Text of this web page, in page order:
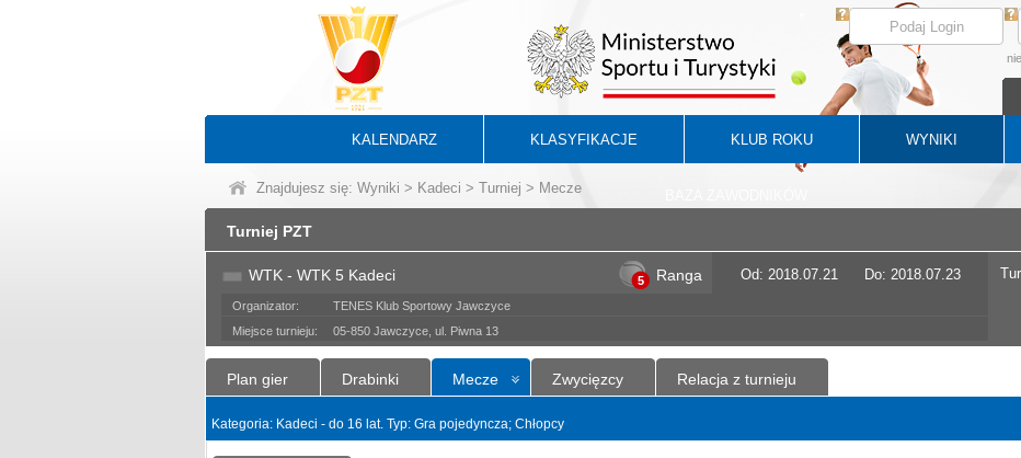
KALENDARZ KLASYFIKACJE KLUB ROKU WYNIKI
Znajdujesz się: Wyniki > Kadeci > Turniej > Mecze
Turniej PZT
WTK - WTK 5 Kadeci 5 Ranga Od: 2018.07.21 Do: 2018.07.23
Organizator:
TENES Klub Sportowy Jawczyce
Miejsce turnieju:
05-850 Jawczyce, ul. Piwna 13
Plan gier Drabinki Mecze Zwycięzcy Relacja z turnieju
Kategoria: Kadeci - do 16 lat. Typ: Gra pojedyncza; Chłopcy